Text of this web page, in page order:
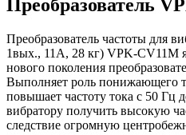
Преобразователь
Преобразователь частоты для
1вых., 11A, 28 кг) VPK-CV11M
нового поколения
Выполняет роль понижающего
повышает частоту тока с 50 Гц
вибратору получить высокую
следствие огромную